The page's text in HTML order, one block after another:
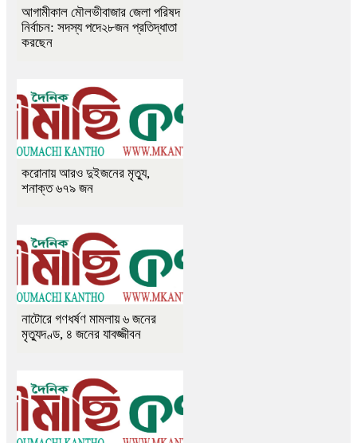
আগামীকাল মৌলভীবাজার জেলা পরিষদ
নির্বাচন: সদস্য পদে২৮জন প্রতিদ্ধাতা
করছেন
করোনায় আরও দুইজনের মৃত্যু,
শনাক্ত ৬৭৯ জন
নাটোরে গণধর্ষণ মামলায় ৬ জনের
মৃত্যুদণ্ড, ৪ জনের যাবজ্জীবন